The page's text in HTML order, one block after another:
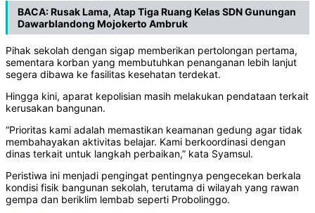
BACA:Rusak Lama, Atap Tiga Ruang Kelas SDN Gunungan
Dawarblandong Mojokerto Ambruk
‎Pihak sekolah dengan sigap memberikan pertolongan pertama,
sementara korban yang membutuhkan penanganan lebih lanjut
segera dibawa ke fasilitas kesehatan terdekat.
‎Hingga kini, aparat kepolisian masih melakukan pendataan terkait
kerusakan bangunan.
‎“Prioritas kami adalah memastikan keamanan gedung agar tidak
membahayakan aktivitas belajar. Kami berkoordinasi dengan
dinas terkait untuk langkah perbaikan,” kata Syamsul.
‎Peristiwa ini menjadi pengingat pentingnya pengecekan berkala
kondisi fisik bangunan sekolah, terutama di wilayah yang rawan
gempa dan beriklim lembab seperti Probolinggo.‎